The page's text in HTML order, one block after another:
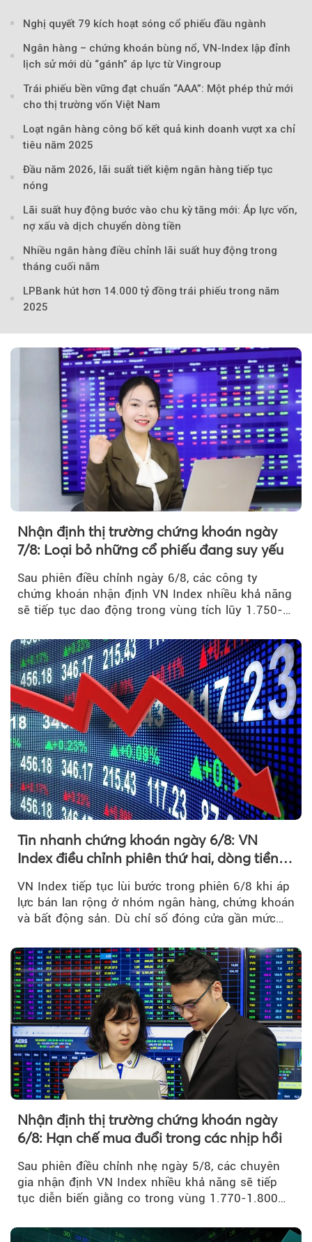
Nghị quyết 79 kích hoạt sóng cổ phiếu đầu ngành
Ngân hàng – chứng khoán bùng nổ, VN-Index lập đỉnh
lịch sử mới dù “gánh” áp lực từ Vingroup
Trái phiếu bền vững đạt chuẩn “AAA”: Một phép thử mới
cho thị trường vốn Việt Nam
Loạt ngân hàng công bố kết quả kinh doanh vượt xa chỉ
tiêu năm 2025
Đầu năm 2026, lãi suất tiết kiệm ngân hàng tiếp tục
nóng
Lãi suất huy động bước vào chu kỳ tăng mới: Áp lực vốn,
nợ xấu và dịch chuyển dòng tiền
Nhiều ngân hàng điều chỉnh lãi suất huy động trong
tháng cuối năm
LPBank hút hơn 14.000 tỷ đồng trái phiếu trong năm
2025
Nhận định thị trường chứng khoán ngày
7/8: Loại bỏ những cổ phiếu đang suy yếu
Sau phiên điều chỉnh ngày 6/8, các công ty
chứng khoán nhận định VN Index nhiều khả năng
sẽ tiếp tục dao động trong vùng tích lũy 1.750-
Tin nhanh chứng khoán ngày 6/8: VN
Index điều chỉnh phiên thứ hai, dòng tiền
VN Index tiếp tục lùi bước trong phiên 6/8 khi áp
lực bán lan rộng ở nhóm ngân hàng, chứng khoán
và bất động sản. Dù chỉ số đóng cửa gần mức
Nhận định thị trường chứng khoán ngày
6/8: Hạn chế mua đuổi trong các nhịp hồi
Sau phiên điều chỉnh nhẹ ngày 5/8, các chuyên
gia nhận định VN Index nhiều khả năng sẽ tiếp
tục diễn biến giằng co trong vùng 1.770-1.800